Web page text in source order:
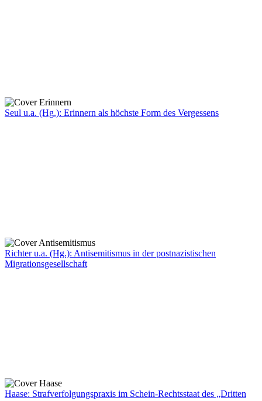
Seul u.a. (Hg.): Erinnern als höchste Form des Vergessens
Richter u.a. (Hg.): Antisemitismus in der postnazistischen
Migrationsgesellschaft
Haase: Strafverfolgungspraxis im Schein-Rechtsstaat des „Dritten